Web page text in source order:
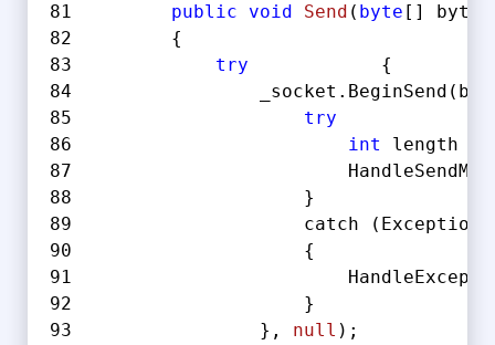
public
void Send ( byte [] bytes
        {
try
            {
try
int
length =
                    }
catch (Exception
                    {
                    }
                },
null );